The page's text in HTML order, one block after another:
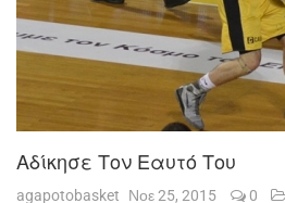
Αδίκησε Τον Εαυτό Του
agapotobasket Νοε 25, 2015 0